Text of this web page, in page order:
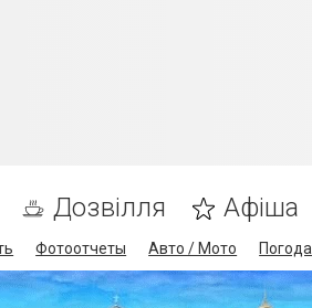
Дозвілля Афіша
Фотоотчеты Авто / Мото Погода